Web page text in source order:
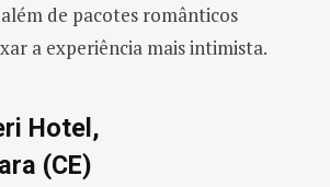
de pacotes românticos
a experiência mais intimista.
Hotel,
(CE)